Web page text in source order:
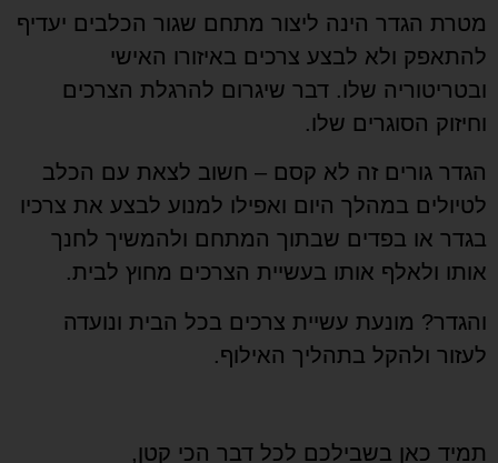
הגדר הינה ליצור מתחם שגור הכלבים יעדיף
ולא לבצע צרכים באיזורו האישי
שלו. דבר שיגרום להרגלת הצרכים
הסוגרים שלו.
גורים זה לא קסם – חשוב לצאת עם הכלב
במהלך היום ואפילו למנוע לבצע את צרכיו
או בפדים שבתוך המתחם ולהמשיך לחנך
ולאלף אותו בעשיית הצרכים מחוץ לבית.
מונעת עשיית צרכים בכל הבית ונועדה
ולהקל בתהליך האילוף.
כאן בשבילכם לכל דבר הכי קטן,